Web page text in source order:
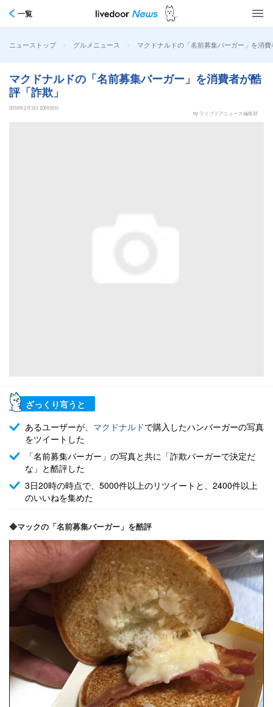
一覧
ニューストップ > グルメニュース > マクドナルドの「名前募集バーガー」を消
マクドナルドの「名前募集バーガー」を消費者が酷
評「詐欺」
2016年2月3日 20時50分
by ライブドアニュース編集部
ざっくり言うと
あるユーザーが、 マクドナルドで購入したハンバーガーの写真
をツイートした
「名前募集バーガー」の写真と共に「詐欺バーガーで決定だ
な」と酷評した
3日20時の時点で、5000件以上のリツイートと、2400件以上
のいいねを集めた
◆マックの「名前募集バーガー」を酷評